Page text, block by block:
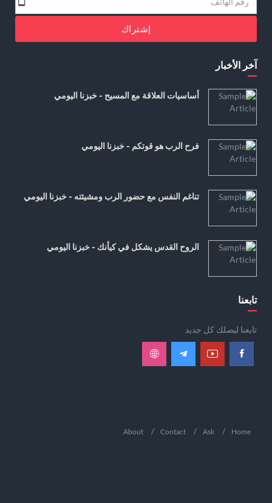
إشتراك
آخر الأخبار
أساسيات العلاقة مع المسيح - خبزنا اليومي
فرح الرب هو قوتكم - خبزنا اليومي
تناغم النفس مع حضور الرب ومشيئته - خبزنا اليومي
الروح القدس يشكل في كيأنك - خبزنا اليومي
تابعنا
تابعنا ليصلك كل جديد
Home
Ask
Contact
About